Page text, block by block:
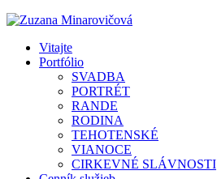
Vitajte
Portfólio
SVADBA
PORTRÉT
RANDE
RODINA
TEHOTENSKÉ
VIANOCE
CIRKEVNÉ SLÁVNOSTI